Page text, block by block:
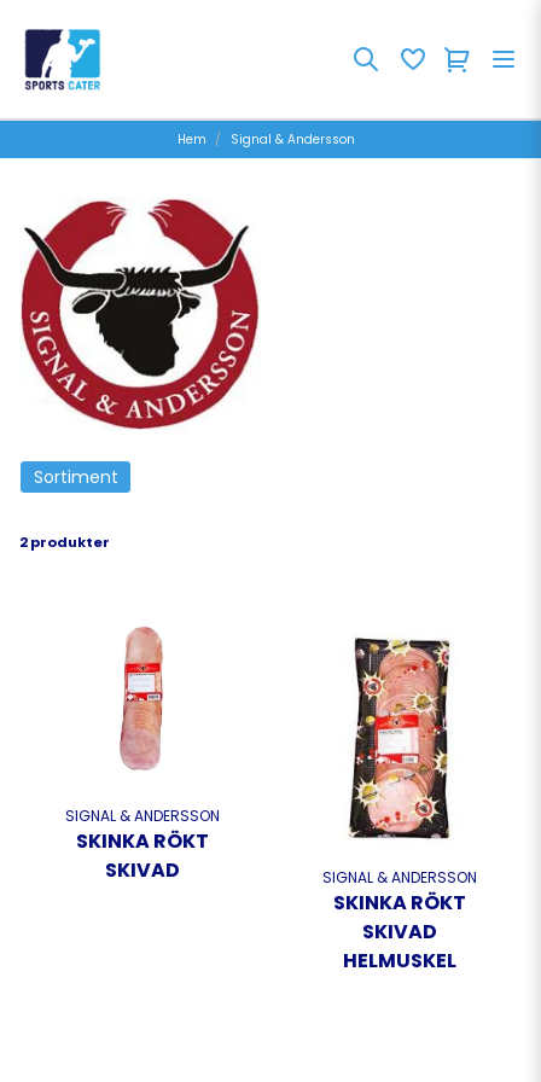
Hem Signal & Andersson
Sortiment
2 produkter
SIGNAL & ANDERSSON
SKINKA RÖKT
SKIVAD
SIGNAL & ANDERSSON
SKINKA RÖKT
SKIVAD
HELMUSKEL